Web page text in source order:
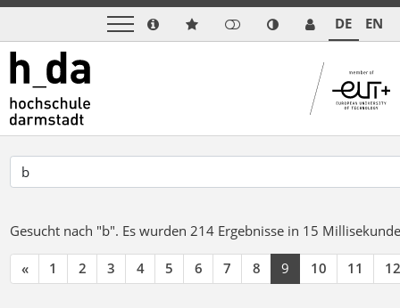
DE EN
Gesucht nach "b". Es wurden 214 Ergebnisse in 15
« 1 2 3 4 5 6 7 8 9 10 11 12